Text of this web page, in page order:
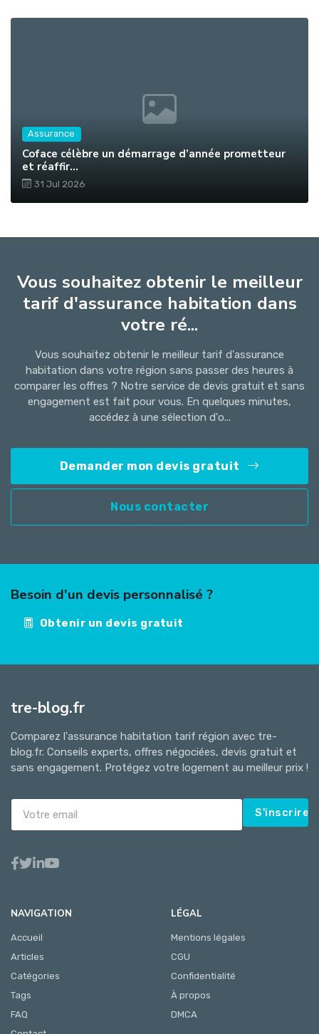
Assurance
Coface célèbre un démarrage d’année prometteur
et réaffir...
31 Jul 2026
Vous souhaitez obtenir le meilleur
tarif d'assurance habitation dans
votre ré...
Vous souhaitez obtenir le meilleur tarif d'assurance
habitation dans votre région sans passer des heures à
comparer les offres ? Notre service de devis gratuit et sans
engagement est fait pour vous. En quelques minutes,
accédez à une sélection d'o...
Demander mon devis gratuit
Nous contacter
Besoin d'un devis personnalisé ?
Obtenir un devis gratuit
tre-blog.fr
Comparez l'assurance habitation tarif région avec tre-
blog.fr. Conseils experts, offres négociées, devis gratuit et
sans engagement. Protégez votre logement au meilleur prix !
S'inscrire
NAVIGATION
Accueil
Articles
Catégories
Tags
FAQ
LÉGAL
Mentions légales
CGU
Confidentialité
À propos
DMCA